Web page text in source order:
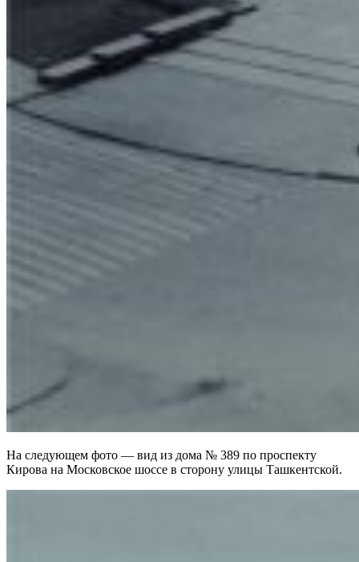
На следующем фото — вид из дома № 389 по проспекту
Кирова на Московское шоссе в сторону улицы Ташкентской.